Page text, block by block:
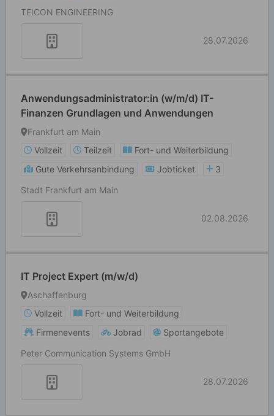
TEICON ENGINEERING
28.07.2026
Anwendungsadministrator:in (w/m/d) IT-
Finanzen Grundlagen und Anwendungen
Frankfurt am Main
Vollzeit
Teilzeit
Fort- und Weiterbildung
Gute Verkehrsanbindung
Jobticket
3
Stadt Frankfurt am Main
02.08.2026
IT Project Expert (m/w/d)
Aschaffenburg
Vollzeit
Fort- und Weiterbildung
Firmenevents
Jobrad
Sportangebote
Peter Communication Systems GmbH
28.07.2026